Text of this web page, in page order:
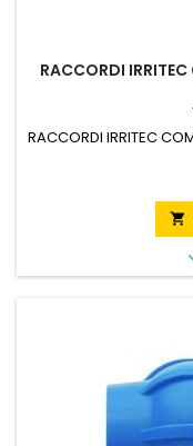
RACCORDI
RACCORDI IRRITEC
